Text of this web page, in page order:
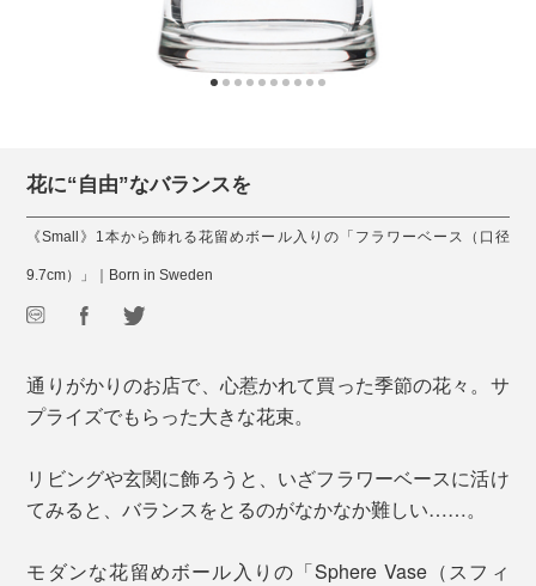
花に“自由”なバランスを
《Small》1本から飾れる花留めボール入りの「フラワーベース（口径
9.7cm）」｜Born in Sweden
通りがかりのお店で、心惹かれて買った季節の花々。サ
プライズでもらった大きな花束。
リビングや玄関に飾ろうと、いざフラワーベースに活け
てみると、バランスをとるのがなかなか難しい……。
モダンな花留めボール入りの「Sphere Vase（スフィ